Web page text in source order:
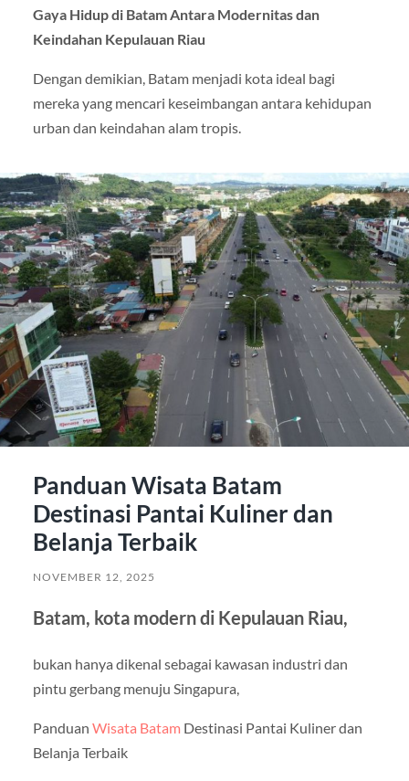
Gaya Hidup di Batam Antara Modernitas dan
Keindahan Kepulauan Riau
Dengan demikian, Batam menjadi kota ideal bagi
mereka yang mencari keseimbangan antara kehidupan
urban dan keindahan alam tropis.
Panduan Wisata Batam
Destinasi Pantai Kuliner dan
Belanja Terbaik
NOVEMBER 12, 2025
Batam, kota modern di Kepulauan Riau,
bukan hanya dikenal sebagai kawasan industri dan
pintu gerbang menuju Singapura,
Panduan Wisata Batam Destinasi Pantai Kuliner dan
Belanja Terbaik